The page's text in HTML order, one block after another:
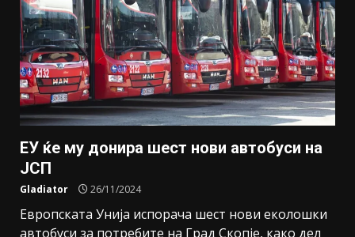
ЕУ ќе му донира шест нови автобуси на
ЈСП
Gladiator 26/11/2024
Европската Унија испорача шест нови еколошки
автобуси за потребите на Град Скопје, како дел